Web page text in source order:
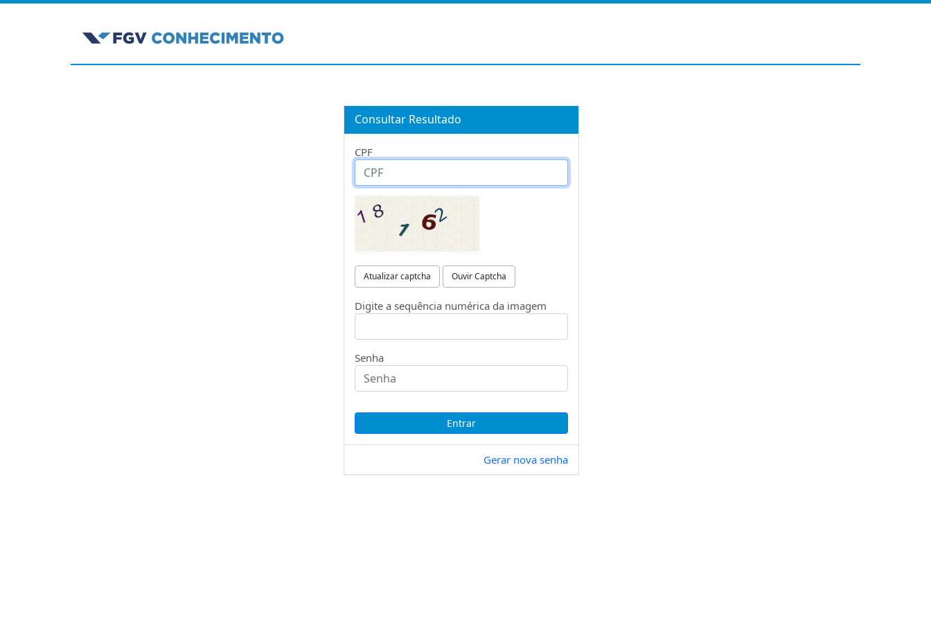
Consultar Resultado
CPF
Atualizar captcha Ouvir Captcha
Digite a sequência numérica da imagem
Senha
Gerar nova senha